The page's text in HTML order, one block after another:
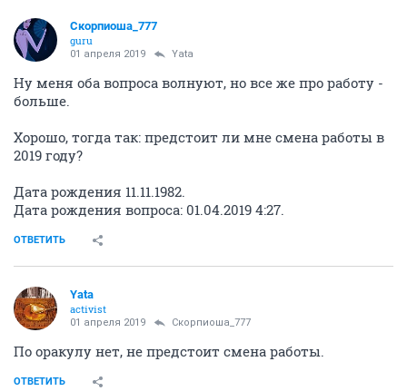
Скорпиоша_777
guru
01 апреля 2019 Yata
Ну меня оба вопроса волнуют, но все же про работу -
больше.
Хорошо, тогда так: предстоит ли мне смена работы в
2019 году?
Дата рождения 11.11.1982.
Дата рождения вопроса: 01.04.2019 4:27.
ОТВЕТИТЬ
Yata
activist
01 апреля 2019 Скорпиоша_777
По оракулу нет, не предстоит смена работы.
ОТВЕТИТЬ